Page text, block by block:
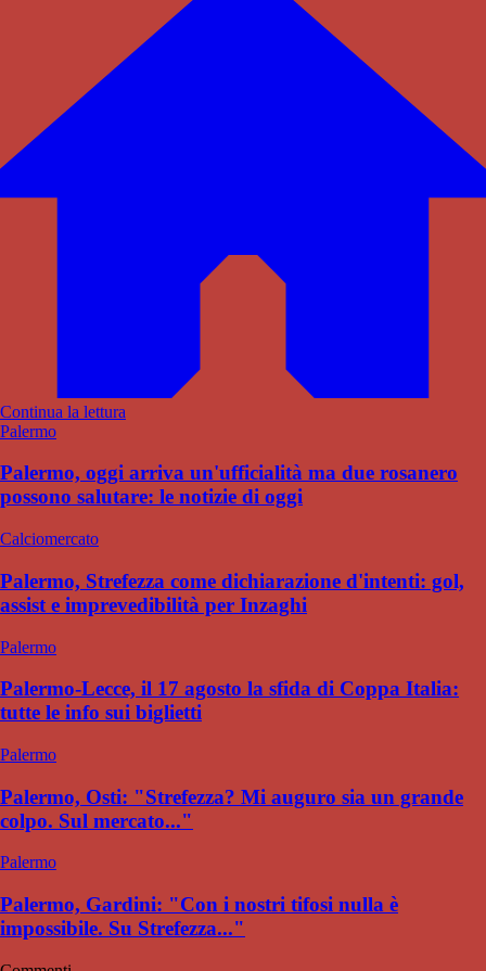
Continua la lettura
Palermo
Palermo, oggi arriva un'ufficialità ma due rosanero
possono salutare: le notizie di oggi
Calciomercato
Palermo, Strefezza come dichiarazione d'intenti: gol,
assist e imprevedibilità per Inzaghi
Palermo
Palermo-Lecce, il 17 agosto la sfida di Coppa Italia:
tutte le info sui biglietti
Palermo
Palermo, Osti: "Strefezza? Mi auguro sia un grande
colpo. Sul mercato..."
Palermo
Palermo, Gardini: "Con i nostri tifosi nulla è
impossibile. Su Strefezza..."